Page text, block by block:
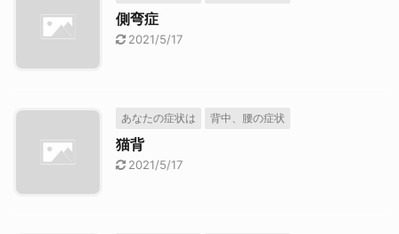
側弯症
2021/5/17
あなたの症状は 背中、腰の症状
猫背
2021/5/17